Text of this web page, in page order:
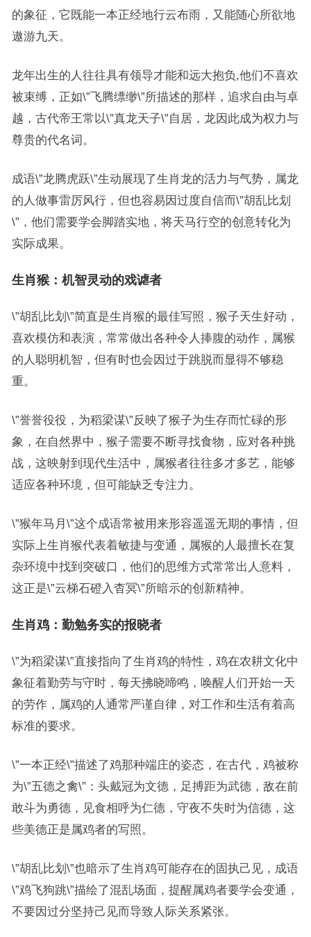
的象征，它既能一本正经地行云布雨，又能随心所欲地
遨游九天。
龙年出生的人往往具有领导才能和远大抱负,他们不喜欢
被束缚，正如\”飞腾缥缈\”所描述的那样，追求自由与卓
越，古代帝王常以\”真龙天子\”自居，龙因此成为权力与
尊贵的代名词。
成语\”龙腾虎跃\”生动展现了生肖龙的活力与气势，属龙
的人做事雷厉风行，但也容易因过度自信而\”胡乱比划
\”，他们需要学会脚踏实地，将天马行空的创意转化为
实际成果。
生肖猴：机智灵动的戏谑者
\”胡乱比划\”简直是生肖猴的最佳写照，猴子天生好动，
喜欢模仿和表演，常常做出各种令人捧腹的动作，属猴
的人聪明机智，但有时也会因过于跳脱而显得不够稳
重。
\”誉誉役役，为稻梁谋\”反映了猴子为生存而忙碌的形
象，在自然界中，猴子需要不断寻找食物，应对各种挑
战，这映射到现代生活中，属猴者往往多才多艺，能够
适应各种环境，但可能缺乏专注力。
\”猴年马月\”这个成语常被用来形容遥遥无期的事情，但
实际上生肖猴代表着敏捷与变通，属猴的人最擅长在复
杂环境中找到突破口，他们的思维方式常常出人意料，
这正是\”云梯石磴入杳冥\”所暗示的创新精神。
生肖鸡：勤勉务实的报晓者
\”为稻梁谋\”直接指向了生肖鸡的特性，鸡在农耕文化中
象征着勤劳与守时，每天拂晓啼鸣，唤醒人们开始一天
的劳作，属鸡的人通常严谨自律，对工作和生活有着高
标准的要求。
\”一本正经\”描述了鸡那种端庄的姿态，在古代，鸡被称
为\”五德之禽\”：头戴冠为文德，足搏距为武德，敌在前
敢斗为勇德，见食相呼为仁德，守夜不失时为信德，这
些美德正是属鸡者的写照。
\”胡乱比划\”也暗示了生肖鸡可能存在的固执己见，成语
\”鸡飞狗跳\”描绘了混乱场面，提醒属鸡者要学会变通，
不要因过分坚持己见而导致人际关系紧张。